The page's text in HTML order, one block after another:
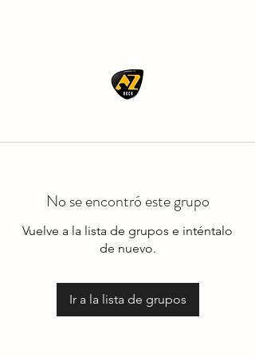
No se encontró este grupo
Vuelve a la lista de grupos e inténtalo
de nuevo.
Ir a la lista de grupos